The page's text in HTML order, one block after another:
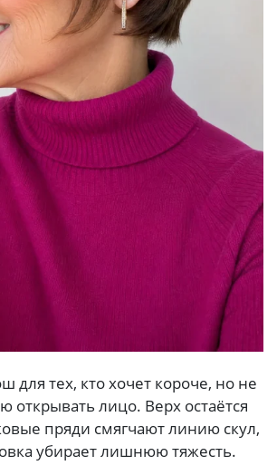
для тех, кто хочет короче, но не
открывать лицо. Верх остаётся
пряди смягчают линию скул,
убирает лишнюю тяжесть.